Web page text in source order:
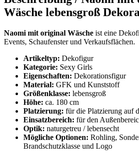
Wäsche lebensgroß
Naomi mit original Wäsche ist eine
Events, Schaufenster und Verkaufsflächen.
Artikeltyp: Dekofigur
Kategorie: Sexy Girls
Eigenschaften: Dekorationsfigur
Material: GFK und Kunststoff
Größenklasse: lebensgroß
Höhe: ca. 180 cm
Platzierung: für die Platzierung auf
Einsatzbereich: für den
Optik: naturgetreu / lebensecht
Mögliche Optionen: Rohling,
Brandschutzklasse und Logo